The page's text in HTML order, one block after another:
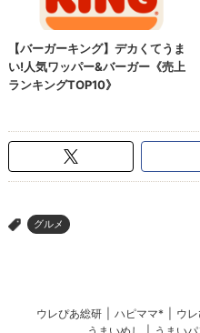
> グルメ
ウレぴあ総研 ハピママ* ウ